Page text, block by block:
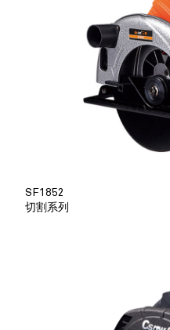
SF1852
切割系列